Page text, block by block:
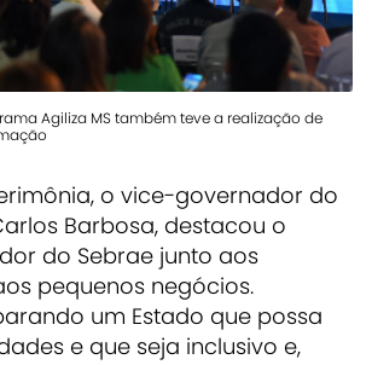
Agiliza MS também teve a realização de
o vice-governador do
Barbosa, destacou o
do Sebrae junto aos
pequenos negócios.
um Estado que possa
e que seja inclusivo e,